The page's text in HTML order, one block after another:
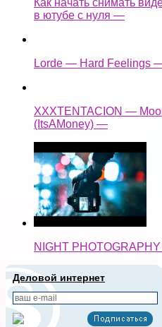
Как начать снимать
в ютубе с нуля —
Lorde — Hard Feelings
XXXTENTACION —
(ItsAMoney) —
NIGHT
Деловой интернет